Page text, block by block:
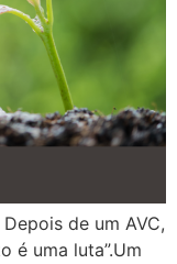
de um AVC,
é uma luta”.Um